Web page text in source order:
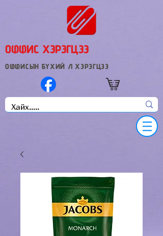
ОФФИС ХЭРЭГЦЭЭ
ОФФИСЫН БҮХИЙ Л ХЭРЭГЦЭЭ